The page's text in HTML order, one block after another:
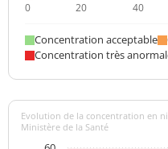
0 20 40
Concentration acceptable
Concentration très
Evolution de la concentration en
Ministère de la Santé